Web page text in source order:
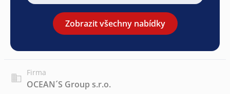
Zobrazit všechny nabídky
Firma
OCEAN´S Group s.r.o.